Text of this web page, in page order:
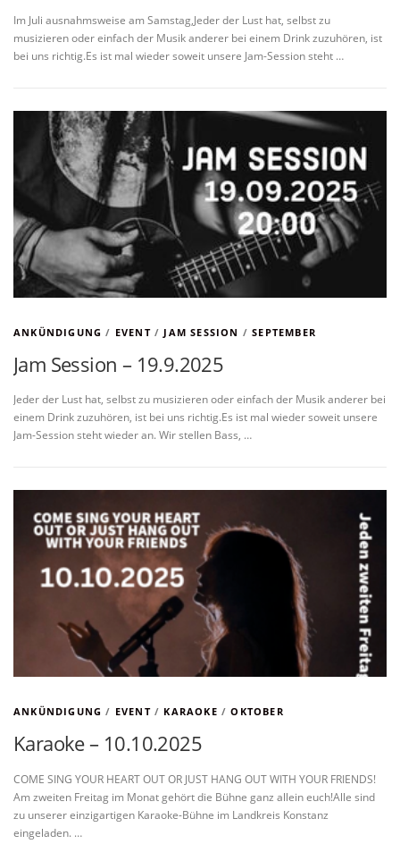
Im Juli ausnahmsweise am Samstag,Jeder der Lust hat, selbst zu
musizieren oder einfach der Musik anderer bei einem Drink zuzuhören, ist
bei uns richtig.Es ist mal wieder soweit unsere Jam-Session steht …
ANKÜNDIGUNG / EVENT/ JAM SESSION /SEPTEMBER
Jam Session – 19.9.2025
Jeder der Lust hat, selbst zu musizieren oder einfach der Musik anderer bei
einem Drink zuzuhören, ist bei uns richtig.Es ist mal wieder soweit unsere
Jam-Session steht wieder an. Wir stellen Bass, …
ANKÜNDIGUNG / EVENT/ KARAOKE /OKTOBER
Karaoke – 10.10.2025
COME SING YOUR HEART OUT OR JUST HANG OUT WITH YOUR FRIENDS!
Am zweiten Freitag im Monat gehört die Bühne ganz allein euch!Alle sind
zu unserer einzigartigen Karaoke-Bühne im Landkreis Konstanz
eingeladen. …